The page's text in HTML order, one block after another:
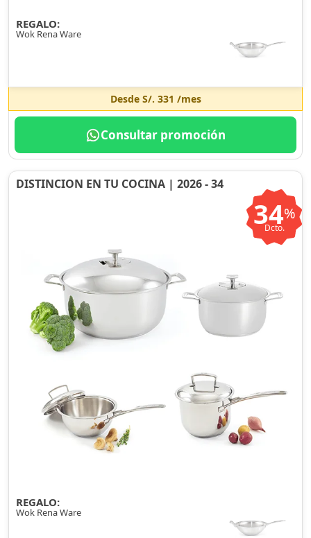
REGALO:
Wok Rena Ware
Desde S/. 331 /mes
Consultar promoción
DISTINCION EN TU COCINA | 2026 - 34
34%
Dcto.
REGALO:
Wok Rena Ware